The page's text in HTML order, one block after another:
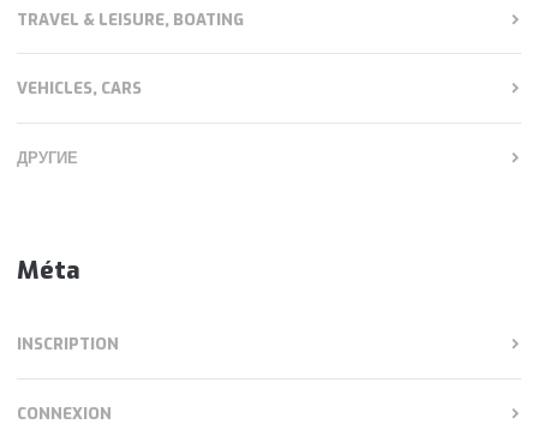
TRAVEL & LEISURE, BOATING
VEHICLES, CARS
ДРУГИЕ
Méta
INSCRIPTION
CONNEXION